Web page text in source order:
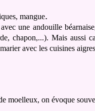
mangue.
une andouille
chapon,...). Mais aussi
avec les cuisines
moelleux, on évoque